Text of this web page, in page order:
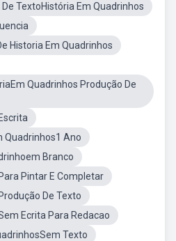
TextoHistória Em Quadrinhos
Historia Em Quadrinhos
Quadrinhos Produção De
Quadrinhos1 Ano
Branco
Pintar E Completar
De Texto
Ecrita Para Redacao
Texto